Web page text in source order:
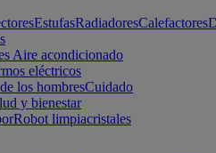
EstufasRadiadoresCalefactores
Aire acondicionado
eléctricos
los hombresCuidado
y bienestar
Robot limpiacristales